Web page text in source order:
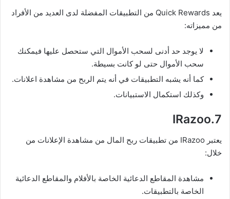
يعد Quick Rewards من التطبيقات المفضلة لدى العديد من الأفراد
من مميزاته:
لا يوجد حد أدنى لسحب الأموال التي ستحصل عليها فيمكنك
سحب الأموال حتى لو كانت بسيطة.
كما أنه يشبه التطبيقات في أنه يتم الربح من مشاهدة اعلانات.
وكذلك استكمال الاستبيانات.
7.IRazoo
يعتبر IRazoo من تطبيقات ربح المال من مشاهدة الإعلانات من
خلال:
مشاهدة المقاطع الدعائية الخاصة بالأفلام والمقاطع الدعائية
الخاصة بالتطبيقات.